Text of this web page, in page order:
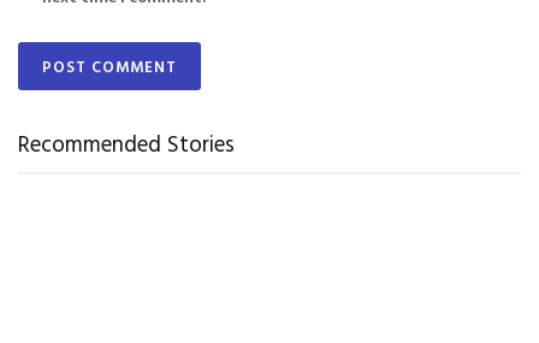
Recommended Stories